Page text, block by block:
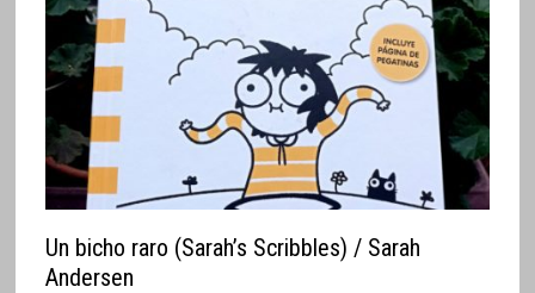
Un bicho raro (Sarah’s Scribbles) / Sarah
Andersen